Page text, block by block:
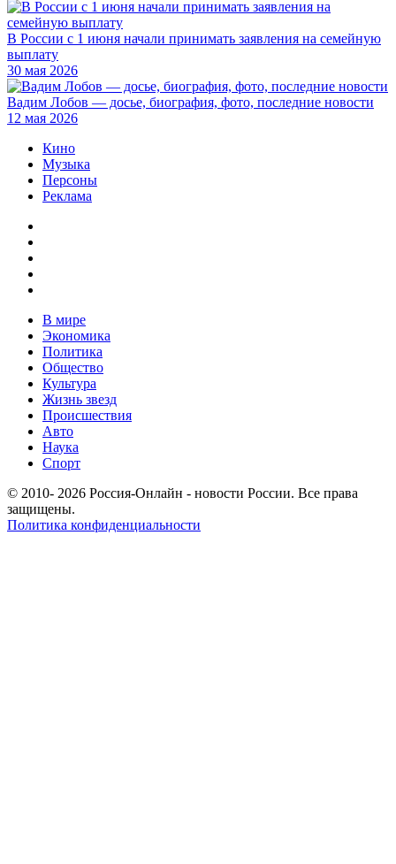
В России с 1 июня начали принимать заявления на семейную
выплату
30 мая 2026
Вадим Лобов — досье, биография, фото, последние новости
12 мая 2026
Кино
Музыка
Персоны
Реклама
В мире
Экономика
Политика
Общество
Культура
Жизнь звезд
Происшествия
Авто
Наука
Спорт
© 2010- 2026 Россия-Онлайн - новости России. Все права
защищены.
Политика конфиденциальности